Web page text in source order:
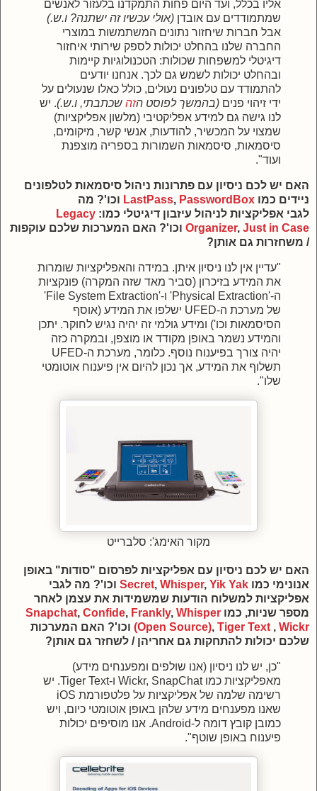
אליו בכלל, ועד היום פחות התמקדנו בלעזור לאנשים
שמתמודדים עם אובדן (אולי עכשיו זה ישתנה? ו.ש.)
אבל חברות שיחזור נתונים המשתמשות במוצרי
החברה שלנו בהחלט יכולות לספק שירותי איחזור
דיגיטלי למשפחות שכולות: הטכנולוגיות קיימות
ובהחלט יכולות לשמש גם לכך. אנחנו יודעים
להתמודד עם טלפונים נעולים, כולל כאלו שנעולים על
ידי זיהוי פנים (בהמשך לפוסט הזה שכתבתי, ו.ש.). יש
לנו גישה גם למידע אפליקטיבי (מלשון אפליקציות)
שמצוי על המכשיר, להודעות, אנשי קשר, מיקומים,
סיסמאות, סיסמאות השמורות בספריה מוצפנת
ועוד".
האם יש לכם ניסיון עם פתרונות ניהול סיסמאות לטלפונים
ניידים כמו
LastPass, PasswordBox
וכו'? מה
לגבי אפליקציות לניהול עיזבון דיגיטלי כמו: Legacy
Organizer, Just in Case וכו'? האם המערכות שלכם עוקפות
/ משחזרות גם אותן?
"עדיין אין לנו ניסיון איתן. במידה והאפליקציות שומרות
את המידע בזיכרון (סביר מאד שזה המקרה) פונקציות
ה-'Physical Extraction' ו-'File System Extraction'
של מערכת ה-UFED ישלפו את המידע (אוסף
הסיסמאות וכו') ומידע גולמי זה יהיה נגיש לחוקר. יתכן
והמידע נשמר באופן מקודד או מוצפן, ובמקרה כזה
יהיה צורך בפיענוח נוסף. כלומר, מערכת ה-UFED
תשלוף את המידע, אך נכון להיום אין פיענוח אוטומטי
שלו".
מקור האימג': סלברייט
האם יש לכם ניסיון עם אפליקציות לפרסום "סודות" באופן
אנונימי כמו
Secret, Whisper, Yik Yak
וכו'? מה לגבי
אפליקציות למשלוח הודעות שמשמידות את עצמן לאחר
מספר שניות, כמו
Snapchat, Confide, Frankly, Whisper
(Open Source), Tiger Text , Wickr וכו'? האם המערכות
שלכם יכולות להתחקות גם אחריהן / לשחזר גם אותן?
"כן, יש לנו ניסיון (אנו שולפים ומפענחים מידע)
מאפליקציות כמו Wickr, SnapChat ו-Tiger Text. יש
רשימה שלמה של אפליקציות על פלטפורמת iOS
שאנו מפענחים מידע שלהן באופן אוטומטי כיום, ויש
כמובן קובץ דומה ל-Android. אנו מוסיפים יכולות
פיענוח באופן שוטף".